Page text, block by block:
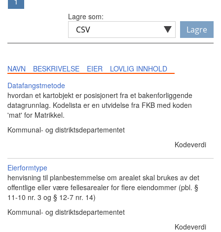
Lagre som:
Lagre
NAVN BESKRIVELSE EIER
LOVLIG INNHOLD
Datafangstmetode
hvordan et kartobjekt er posisjonert fra et bakenforliggende
datagrunnlag. Kodelista er en utvidelse fra FKB med koden
'mat' for Matrikkel.
Kommunal- og distriktsdepartementet
Kodeverdi
Eierformtype
henvisning til planbestemmelse om arealet skal brukes av det
offentlige eller være fellesarealer for flere eiendommer (pbl. §
11-10 nr. 3 og § 12-7 nr. 14)
Kommunal- og distriktsdepartementet
Kodeverdi